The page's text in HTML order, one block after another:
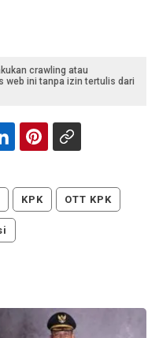
crawling atau
web ini tanpa izin tertulis dari
KPK OTT KPK